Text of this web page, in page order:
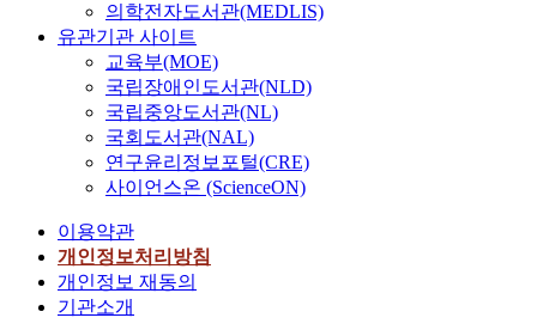
의학전자도서관(MEDLIS)
유관기관 사이트
교육부(MOE)
국립장애인도서관(NLD)
국립중앙도서관(NL)
국회도서관(NAL)
연구윤리정보포털(CRE)
사이언스온 (ScienceON)
이용약관
개인정보처리방침
개인정보 재동의
기관소개